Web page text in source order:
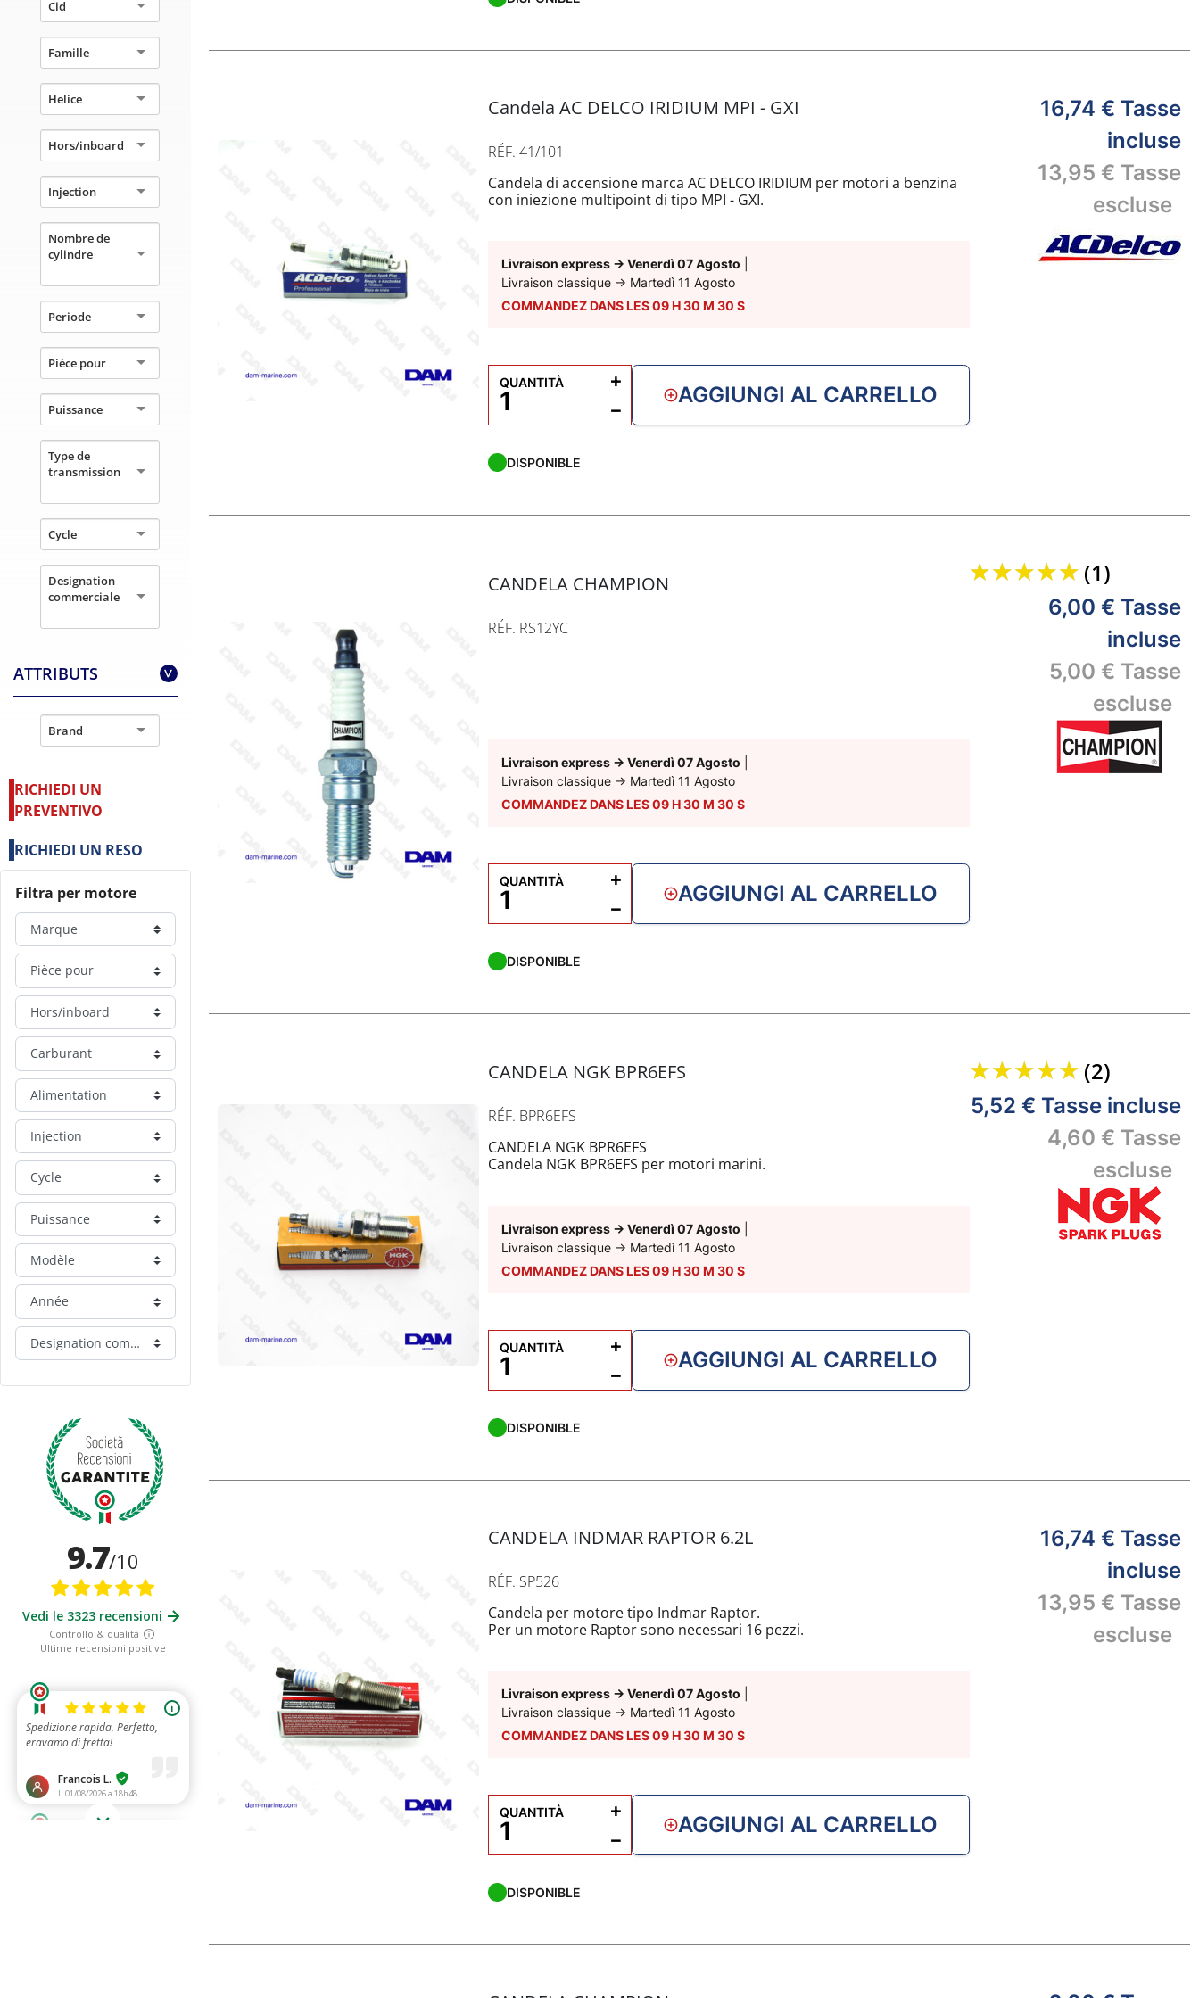
Cid
Famille
Helice
Hors/inboard
Injection
Nombre de
cylindre
Periode
Pièce pour
Puissance
Type de
transmission
Cycle
Designation
commerciale
ATTRIBUTS >
Brand
RICHIEDI UN
PREVENTIVO
RICHIEDI UN RESO
Filtra per motore
Marque
Pièce pour
Hors/inboard
Carburant
Alimentation
Injection
Cycle
Puissance
Modèle
Année
Designation commerciale
Candela AC DELCO IRIDIUM MPI - GXI
RÉF. 41/101
Candela di accensione marca AC DELCO IRIDIUM per motori a benzina
con iniezione multipoint di tipo MPI - GXI.
Livraison express → Venerdì 07 Agosto
Livraison classique → Martedì 11 Agosto
COMMANDEZ DANS LES 09H30 M29 S
DISPONIBLE
16,74 € Tasse
incluse
13,95 € Tasse
escluse
QUANTITÀ
−
+
AGGIUNGI AL CARRELLO
CANDELA CHAMPION
RÉF. RS12YC
Livraison express → Venerdì 07 Agosto
Livraison classique → Martedì 11 Agosto
COMMANDEZ DANS LES 09H30 M29 S
DISPONIBLE
(1)
6,00 € Tasse
incluse
5,00 € Tasse
escluse
QUANTITÀ
−
+
AGGIUNGI AL CARRELLO
CANDELA NGK BPR6EFS
RÉF. BPR6EFS
CANDELA NGK BPR6EFS
Candela NGK BPR6EFS per motori marini.
Livraison express → Venerdì 07 Agosto
Livraison classique → Martedì 11 Agosto
COMMANDEZ DANS LES 09H30 M29 S
DISPONIBLE
(2)
5,52 € Tasse incluse
4,60 € Tasse
escluse
QUANTITÀ
−
+
AGGIUNGI AL CARRELLO
CANDELA INDMAR RAPTOR 6.2L
RÉF. SP526
Candela per motore tipo Indmar Raptor.
Per un motore Raptor sono necessari 16 pezzi.
Livraison express → Venerdì 07 Agosto
Livraison classique → Martedì 11 Agosto
COMMANDEZ DANS LES 09H30 M29 S
DISPONIBLE
16,74 € Tasse
incluse
13,95 € Tasse
escluse
QUANTITÀ
−
+
AGGIUNGI AL CARRELLO